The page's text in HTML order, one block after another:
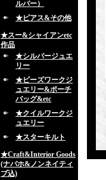
ルバー）
★ピアス&その他
★スー&シャイアンetc
作品
★シルバージュエ
リー
★ビーズワークジ
ュエリー&ポーチ
バッグ&etc
★クイルワークジ
ュエリー
★スターキルト
★Craft&Interior Goods
(ナバホ&ノンネイティ
ブ込)